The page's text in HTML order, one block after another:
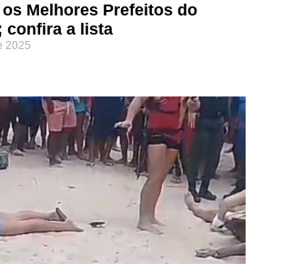
Melhores Prefeitos do
confira a lista
2025